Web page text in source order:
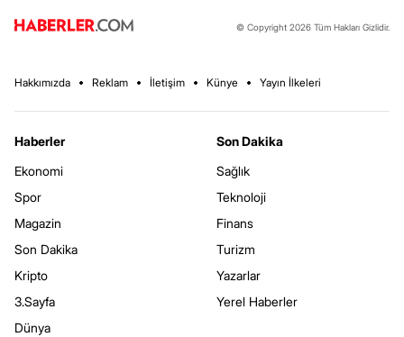
© Copyright 2026 Tüm Hakları Gizlidir.
Hakkımızda Reklam İletişim Künye Yayın İlkeleri
Haberler
Ekonomi
Spor
Magazin
Son Dakika
Kripto
3.Sayfa
Dünya
Son Dakika
Sağlık
Teknoloji
Finans
Turizm
Yazarlar
Yerel Haberler